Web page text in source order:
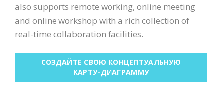
also supports remote working, online meeting
and online workshop with a rich collection of
real-time collaboration facilities.
СОЗДАЙТЕ СВОЮ КОНЦЕПТУАЛЬНУЮ
КАРТУ-ДИАГРАММУ